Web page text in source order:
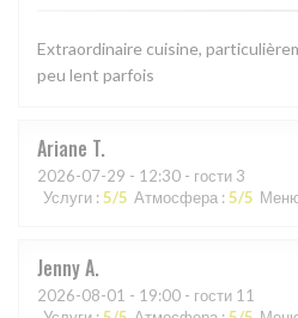
Extraordinaire cuisine,
peu lent parfois
Ariane T
2026-07-29 - 12:30 - гости 3
Услуги : 5/5 Атмосфера : 5/5
JennyA
2026-08-01 - 19:00 - гости 11